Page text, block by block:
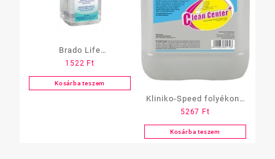
Brado Life
kézfertőtlenítő gél, 500
ml, pumpás
1522 Ft
Kosárba teszem
Kliniko-Speed folyékony
fertőtlenítőszer 5 L
5267 Ft
Kosárba teszem